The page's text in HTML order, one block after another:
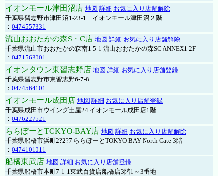
イオンモール津田沼店 地図 詳細 お気に入り店舗解除
千葉県習志野市津田沼1-23-1 イオンモール津田沼２階
： 0474557331
流山おおたかの森S・C店 地図 詳細 お気に入り店舗解除
千葉県流山市おおたかの森南1-5-1 流山おおたかの森SC ANNEX1 2F
： 0471563001
イオンタウン東習志野店 地図 詳細 お気に入り店舗登録
千葉県習志野市東習志野6-7-8
： 0474564101
イオンモール成田店 地図 詳細 お気に入り店舗登録
千葉県成田市ウイング土屋24 イオンモール成田店1階
： 0476227621
ららぽーとTOKYO-BAY店 地図 詳細 お気に入り店舗解除
千葉県船橋市浜町2?2?7 ららぽーとTOKYO-BAY North Gate 3階
： 0474101011
船橋東武店 地図 詳細 お気に入り店舗登録
千葉県船橋市本町7-1-1東武百貨店船橋店3階1～3番地